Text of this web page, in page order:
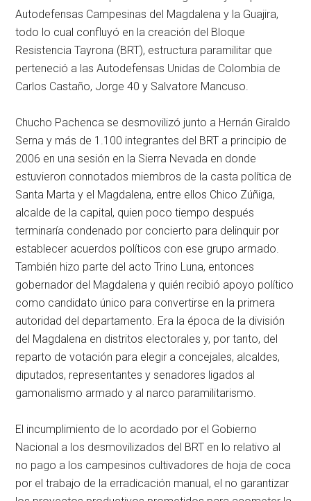
Autodefensas Campesinas del Magdalena y la Guajira,
todo lo cual confluyó en la creación del Bloque
Resistencia Tayrona (BRT), estructura paramilitar que
perteneció a las Autodefensas Unidas de Colombia de
Carlos Castaño, Jorge 40 y Salvatore Mancuso.
Chucho Pachenca se desmovilizó junto a Hernán Giraldo
Serna y más de 1.100 integrantes del BRT a principio de
2006 en una sesión en la Sierra Nevada en donde
estuvieron connotados miembros de la casta política de
Santa Marta y el Magdalena, entre ellos Chico Zúñiga,
alcalde de la capital, quien poco tiempo después
terminaría condenado por concierto para delinquir por
establecer acuerdos políticos con ese grupo armado.
También hizo parte del acto Trino Luna, entonces
gobernador del Magdalena y quién recibió apoyo político
como candidato único para convertirse en la primera
autoridad del departamento. Era la época de la división
del Magdalena en distritos electorales y, por tanto, del
reparto de votación para elegir a concejales, alcaldes,
diputados, representantes y senadores ligados al
gamonalismo armado y al narco paramilitarismo.
El incumplimiento de lo acordado por el Gobierno
Nacional a los desmovilizados del BRT en lo relativo al
no pago a los campesinos cultivadores de hoja de coca
por el trabajo de la erradicación manual, el no garantizar